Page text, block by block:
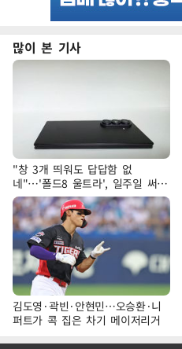
많이 본 기사
"창 3개 띄워도 답답함 없
네"…'폴드8 울트라', 일주일 써보
니
김도영·곽빈·안현민…오승환·니
퍼트가 콕 집은 차기 메이저리거